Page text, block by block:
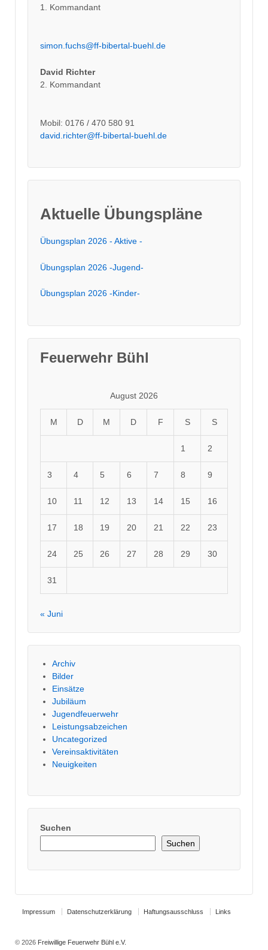
1. Kommandant
simon.fuchs@ff-bibertal-buehl.de
David Richter
2. Kommandant
Mobil: 0176 / 470 580 91
david.richter@ff-bibertal-buehl.de
Aktuelle Übungspläne
Übungsplan 2026 - Aktive -
Übungsplan 2026 -Jugend-
Übungsplan 2026 -Kinder-
Feuerwehr Bühl
August 2026
M D M D F S S
1 2
3 4 5 6 7 8 9
10 11 12 13 14 15 16
17 18 19 20 21 22 23
24 25 26 27 28 29 30
31
« Juni
Archiv
Bilder
Einsätze
Jubiläum
Jugendfeuerwehr
Leistungsabzeichen
Uncategorized
Vereinsaktivitäten
Neuigkeiten
Suchen
Suchen
Impressum Datenschutzerklärung Haftungsausschluss Links
© 2026 Freiwillige Feuerwehr Bühl e.V.